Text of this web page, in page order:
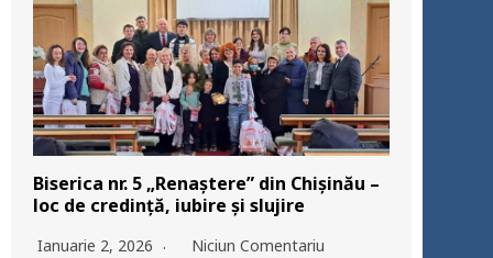
Biserica nr. 5 „Renaștere” din Chișinău –
loc de credință, iubire și slujire
Ianuarie 2, 2026
Niciun Comentariu